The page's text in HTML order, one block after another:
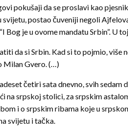
pokušaji da se proslavi kao
svijetu, postao čuveniji negoli
Bog je u ovome mandatu Srbin”.
da si Srbin. Kad si to pojmio,
Milan Gvero. (…)
četiri sata dnevno, svih sedam
na srpskoj stolici, za srpskim
i o srpskim ribama koje u
svijetu i tačka.